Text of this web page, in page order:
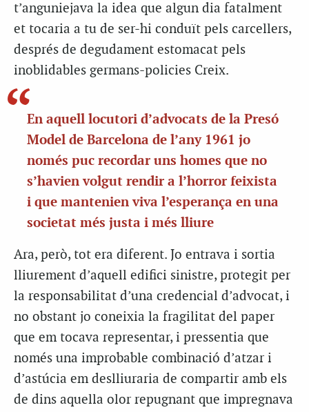
t’anguniejava la idea que algun dia fatalment
et tocaria a tu de ser-hi conduït pels carcellers,
després de degudament estomacat pels
inoblidables germans-policies Creix.
En aquell locutori d’advocats de la Presó
Model de Barcelona de l’any 1961 jo
només puc recordar uns homes que no
s’havien volgut rendir a l’horror feixista
i que mantenien viva l’esperança en una
societat més justa i més lliure
Ara, però, tot era diferent. Jo entrava i sortia
lliurement d’aquell edifici sinistre, protegit per
la responsabilitat d’una credencial d’advocat, i
no obstant jo coneixia la fragilitat del paper
que em tocava representar, i pressentia que
només una improbable combinació d’atzar i
d’astúcia em deslliuraria de compartir amb els
de dins aquella olor repugnant que impregnava